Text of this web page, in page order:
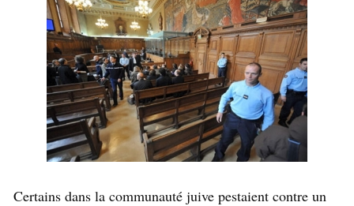
Certains dans la communauté juive pestaient contre un